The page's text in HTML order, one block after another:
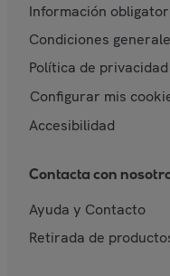
Información
Condiciones
Política de privacidad
Configurar mis
Accesibilidad
Contacta con
Ayuda y Contacto
Retirada de